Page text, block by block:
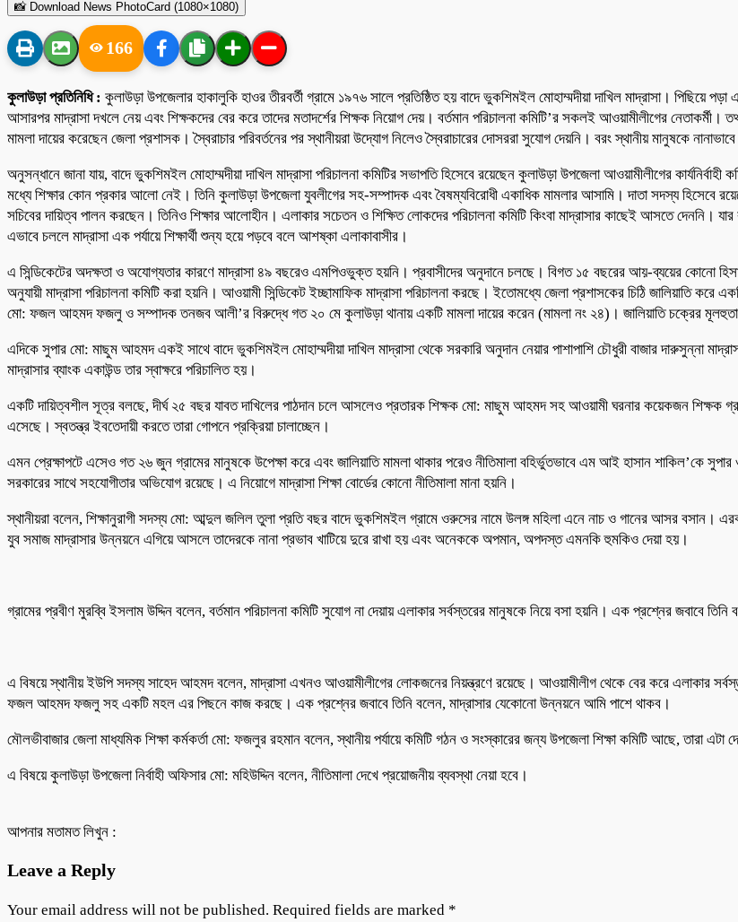
📸 Download News PhotoCard (1080×1080)
166
কুলাউড়াপ্রতিনিধি : কুলাউড়া উপজেলার হাকালুকি হাওর তীরবর্তী গ্রামে ১৯৭৬ সালে প্রতিষ্ঠিত হয় বাদে ভুকশিমইল মোহাম্মদীয়া দাখিল মাদ্রাসা। পিছিয়ে
আসারপর মাদ্রাসা দখলে নেয় এবং শিক্ষকদের বের করে তাদের মতাদর্শের শিক্ষক নিয়োগ দেয়। বর্তমান পরিচালনা কমিটি’র সকলই আওয়ামীলীগের
মামলা দায়ের করেছেন জেলা প্রশাসক। স্বৈরাচার পরিবর্তনের পর স্থানীয়রা উদ্যোগ নিলেও স্বৈরাচারের দোসররা সুযোগ দেয়নি। বরং স্থানীয় মানুষকে
অনুসন্ধানে জানা যায়, বাদে ভুকশিমইল মোহাম্মদীয়া দাখিল মাদ্রাসা পরিচালনা কমিটির সভাপতি হিসেবে রয়েছেন কুলাউড়া উপজেলা আওয়ামীলীগের
মধ্যে শিক্ষার কোন প্রকার আলো নেই। তিনি কুলাউড়া উপজেলা যুবলীগের সহ-সম্পাদক এবং বৈষম্যবিরোধী একাধিক মামলার আসামি। দাতা সদস্য
সচিবের দায়িত্ব পালন করছেন। তিনিও শিক্ষার আলোহীন। এলাকার সচেতন ও শিক্ষিত লোকদের পরিচালনা কমিটি কিংবা মাদ্রাসার কাছেই আসতে দেননি। যার
এভাবে চললে মাদ্রাসা এক পর্যায়ে শিক্ষার্থী শুন্য হয়ে পড়বে বলে আশষ্কা এলাকাবাসীর।
এ সিন্ডিকেটের অদক্ষতা ও অযোগ্যতার কারণে মাদ্রাসা ৪৯ বছরেও এমপিওভুক্ত হয়নি। প্রবাসীদের অনুদানে চলছে। বিগত ১৫ বছরের আয়-ব্যয়ের কোনো হিসাব
অনুযায়ী মাদ্রাসা পরিচালনা কমিটি করা হয়নি। আওয়ামী সিন্ডিকেট ইচ্ছামাফিক মাদ্রাসা পরিচালনা করছে। ইতোমধ্যে জেলা প্রশাসকের চিঠি জালিয়াতি করে
মো: ফজল আহমদ ফজলু ও সম্পাদক তনজব আলী’র বিরুদ্ধে গত ২০ মে কুলাউড়া থানায় একটি মামলা দায়ের করেন (মামলা নং ২৪)। জালিয়াতি চক্রের
এদিকে সুপার মো: মাছুম আহমদ একই সাথে বাদে ভুকশিমইল মোহাম্মদীয়া দাখিল মাদ্রাসা থেকে সরকারি অনুদান নেয়ার পাশাপাশি চৌধুরী বাজার দারুসুন্না
মাদ্রাসার ব্যাংক একাউন্ড তার স্বাক্ষরে পরিচালিত হয়।
একটি দায়িত্বশীল সূত্র বলছে, দীর্ঘ ২৫ বছর যাবত দাখিলের পাঠদান চলে আসলেও প্রতারক শিক্ষক মো: মাছুম আহমদ সহ আওয়ামী ঘরনার কয়েকজন শিক্ষক
এসেছে। স্বতন্ত্র ইবতেদায়ী করতে তারা গোপনে প্রক্রিয়া চালাচ্ছেন।
এমন প্রেক্ষাপটে এসেও গত ২৬ জুন গ্রামের মানুষকে উপেক্ষা করে এবং জালিয়াতি মামলা থাকার পরেও নীতিমালা বহির্ভুতভাবে এম আই হাসান শাকিল’কে
সরকারের সাথে সহযোগীতার অভিযোগ রয়েছে। এ নিয়োগে মাদ্রাসা শিক্ষা বোর্ডের কোনো নীতিমালা মানা হয়নি।
স্থানীয়রা বলেন, শিক্ষানুরাগী সদস্য মো: আব্দুল জলিল তুলা প্রতি বছর বাদে ভুকশিমইল গ্রামে ওরুসের নামে উলঙ্গ মহিলা এনে নাচ ও গানের আসর বসান।
যুব সমাজ মাদ্রাসার উন্নয়নে এগিয়ে আসলে তাদেরকে নানা প্রভাব খাটিয়ে দুরে রাখা হয় এবং অনেককে অপমান, অপদস্ত এমনকি হুমকিও দেয়া হয়।
গ্রামের প্রবীণ মুরব্বি ইসলাম উদ্দিন বলেন, বর্তমান পরিচালনা কমিটি সুযোগ না দেয়ায় এলাকার সর্বস্তরের মানুষকে নিয়ে বসা হয়নি। এক প্রশ্নের জবাবে
এ বিষয়ে স্থানীয় ইউপি সদস্য সাহেদ আহমদ বলেন, মাদ্রাসা এখনও আওয়ামীলীগের লোকজনের নিয়ন্ত্রণে রয়েছে। আওয়ামীলীগ থেকে বের করে এলাকার
ফজল আহমদ ফজলু সহ একটি মহল এর পিছনে কাজ করছে। এক প্রশ্নের জবাবে তিনি বলেন, মাদ্রাসার যেকোনো উন্নয়নে আমি পাশে থাকব।
মৌলভীবাজার জেলা মাধ্যমিক শিক্ষা কর্মকর্তা মো: ফজলুর রহমান বলেন, স্থানীয় পর্যায়ে কমিটি গঠন ও সংস্কারের জন্য উপজেলা শিক্ষা কমিটি আছে, তারা
এ বিষয়ে কুলাউড়া উপজেলা নির্বাহী অফিসার মো: মহিউদ্দিন বলেন, নীতিমালা দেখে প্রয়োজনীয় ব্যবস্থা নেয়া হবে।
আপনার মতামত লিখুন :
Leave a Reply
Your email address will not be published. Required fields are marked *